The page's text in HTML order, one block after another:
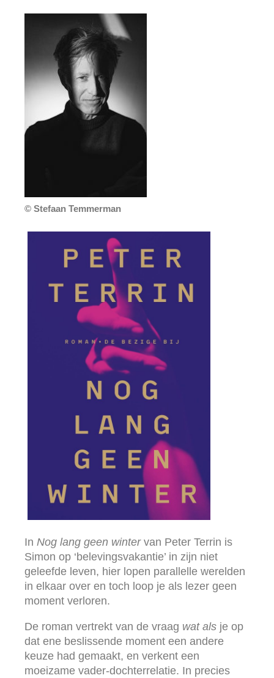
© Stefaan Temmerman
In Nog lang geen wintervan Peter Terrin is
Simon op ‘belevingsvakantie’ in zijn niet
geleefde leven, hier lopen parallelle werelden
in elkaar over en toch loop je als lezer geen
moment verloren.
De roman vertrekt van de vraag wat als je op
dat ene beslissende moment een andere
keuze had gemaakt, en verkent een
moeizame vader-dochterrelatie. In precies